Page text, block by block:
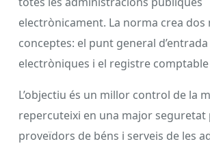
electrònicament. La norma crea dos
conceptes: el punt general
electròniques i el registre
L’objectiu és un millor control de la
repercuteixi en una major seguretat
proveïdors de béns i serveis de les